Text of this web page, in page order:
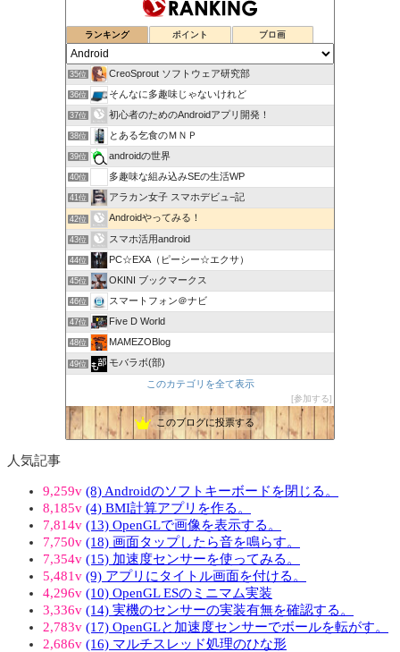
ランキング ポイント ブロ画
35位 CreoSprout ソフトウェア研究部
36位 そんなに多趣味じゃないけれど
37位 初心者のためのAndroidアプリ開発！
38位 とある乞食のＭＮＰ
39位 androidの世界
40位 多趣味な組み込みSEの生活WP
41位 アラカン女子 スマホデビュ−記
42位 Androidやってみる！
43位 スマホ活用android
44位 PC☆EXA（ピーシー☆エクサ）
45位 OKINI ブックマークス
46位 スマートフォン＠ナビ
47位 Five D World
48位 MAMEZOBlog
49位
モバラボ(部)
このカテゴリを全て表示
参加する
このブログに投票する
人気記事
9,259v (8) Androidのソフトキーボードを閉じる。
8,185v (4) BMI計算アプリを作る。
7,814v (13) OpenGLで画像を表示する。
7,750v (18) 画面タップしたら音を鳴らす。
7,354v (15) 加速度センサーを使ってみる。
5,481v (9) アプリにタイトル画面を付ける。
4,296v (10) OpenGL ESのミニマム実装
3,336v (14) 実機のセンサーの実装有無を確認する。
2,783v (17) OpenGLと加速度センサーでボールを転がす。
2,686v (16) マルチスレッド処理のひな形